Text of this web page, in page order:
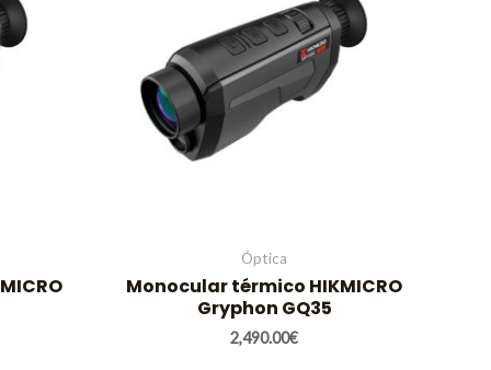
Óptica
Monocular térmico HIKMICRO
Gryphon GQ35
2,490.00€